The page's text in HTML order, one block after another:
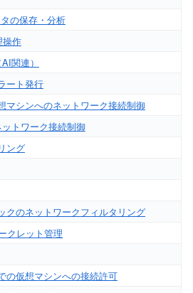
の保存・分析
操作
関連）
ート発行
マシンへのネットワーク接続制御
トワーク接続制御
ング
クのネットワークフィルタリング
クレット管理
の仮想マシンへの接続許可